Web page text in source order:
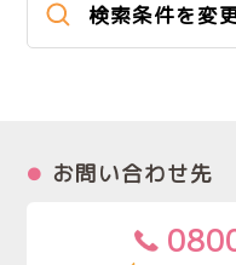
検索条件を変
お問い合わせ先